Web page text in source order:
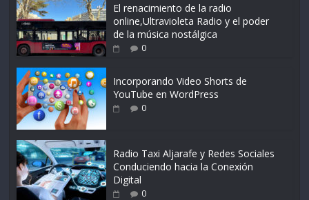
El renacimiento de la radio
online,Ultravioleta Radio y el poder
de la música nostálgica
0
Incorporando Video Shorts de
YouTube en WordPress
0
Radio Taxi Aljarafe y Redes Sociales
Conduciendo hacia la Conexión
Digital
0